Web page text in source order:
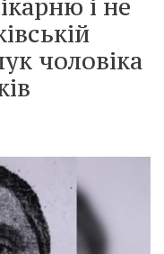
і не
чоловіка